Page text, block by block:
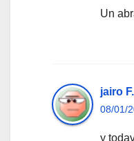
Un
jairo
08/01/
y